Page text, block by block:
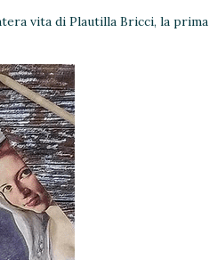
vita di Plautilla Bricci, la prima